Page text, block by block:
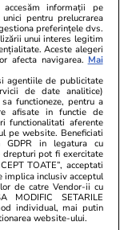
GSP.ro
Cauza
a dezvăluit
informații pe
pentru prelucrarea
preferințele dvs.
unui interes legitim
Aceste alegeri
afecta navigarea. Mai
agentiile de publicitate
de date analitice)
functioneze, pentru a
afisate in functie de
functionalitati aferente
pe website. Beneficiati
in legatura cu
drepturi pot fi exercitate
TOATE”, acceptati
implica inclusiv acceptul
de catre Vendor-ii cu
MODIFIC SETARILE
individual, mai putin
website-ului.